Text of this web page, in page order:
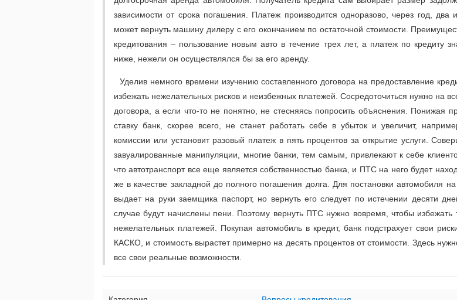
зависимости от срока погашения. Платеж производится одноразово, через год, два
может вернуть машину дилеру с его окончанием по остаточной стоимости.
кредитования – пользование новым авто в течение трех лет, а платеж по кредиту
ниже, нежели он осуществлялся бы за его аренду.
Уделив немного времени изучению составленного договора на предоставление
избежать нежелательных рисков и неизбежных платежей. Сосредоточиться нужно на
договора, а если что-то не понятно, не стесняясь попросить объяснения. Понижая
ставку банк, скорее всего, не станет работать себе в убыток и увеличит,
комиссии или установит разовый платеж в пять процентов за открытие услуги.
завуалированные манипуляции, многие банки, тем самым, привлекают к себе
что автотранспорт все еще является собственностью банка, и ПТС на него будет
же в качестве закладной до полного погашения долга. Для постановки автомобиля на
выдает на руки заемщика паспорт, но вернуть его следует по истечении десяти
случае будут начислены пени. Поэтому вернуть ПТС нужно вовремя, чтобы избежать
нежелательных платежей. Покупая автомобиль в кредит, банк подстрахует свои
КАСКО, и стоимость вырастет примерно на десять процентов от стоимости. Здесь
все свои реальные возможности.